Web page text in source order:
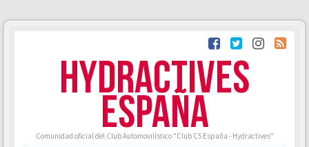
HYDRACTIVES
ESPAÑA
Comunidad oficial del Club Automovilístico "Club C5 España - Hydractives"